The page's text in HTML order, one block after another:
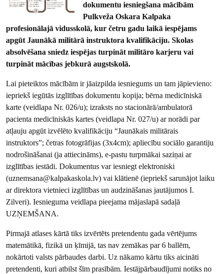
dokumentu iesniegšana mācībām
Pulkveža Oskara Kalpaka
profesionālajā vidusskolā, kur četru gadu laikā iespējams
apgūt Jaunākā militārā instruktora kvalifikāciju. Skolas
absolvēšana sniedz iespējas turpināt militāro karjeru vai
turpināt mācības jebkurā augstskolā.
Lai pieteiktos mācībām ir jāaizpilda iesniegums un tam jāpievieno:
iepriekš iegūtās izglītības dokumentu kopija; bērna medicīniskā
karte (veidlapa Nr. 026/u); izraksts no stacionārā/ambulatorā
pacienta medicīniskās kartes (veidlapa Nr. 027/u) ar norādi par
atļauju apgūt izvēlēto kvalifikāciju “Jaunākais militārais
instruktors”; četras fotogrāfijas (3x4cm); apliecību sociālo garantiju
nodrošināšanai (ja attiecināms), e-pastu turpmākai saziņai ar
izglītības iestādi. Dokumentus var iesniegt elektroniski
(uznemsana@kalpakaskola.lv) vai klātienē (iepriekš sarunājot laiku
ar direktora vietnieci izglītības un audzināšanas jautājumos I.
Zilveri). Iesnieguma veidlapa pieejama mājaslapā sadaļā
UZŅEMŠANA.
Pirmajā atlases kārtā tiks izvērtēts pretendentu gada vērtējums
matemātikā, fizikā un ķīmijā, tas nav zemākas par 6 ballēm,
nokārtoti valsts pārbaudes darbi. Uz nākamo kārtu tiks aicināti
pretendenti, kuri atbilst šīm prasībām. Iestājpārbaudījumi notiks no